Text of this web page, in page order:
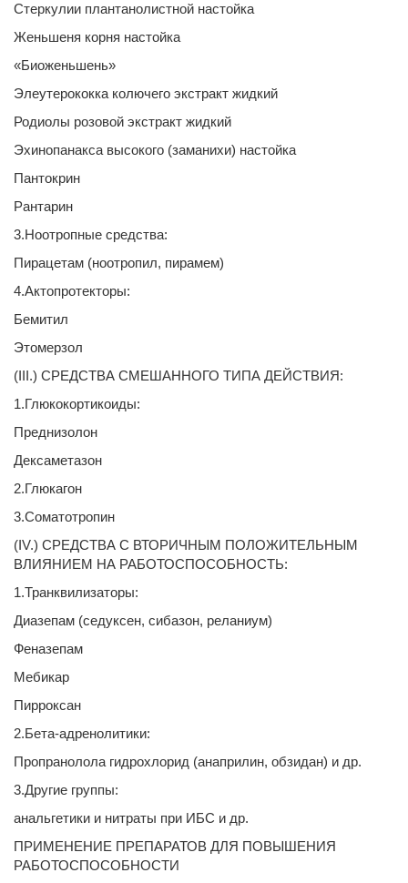
Стеркулии плантанолистной настойка
Женьшеня корня настойка
«Биоженьшень»
Элеутерококка колючего экстракт жидкий
Родиолы розовой экстракт жидкий
Эхинопанакса высокого (заманихи) настойка
Пантокрин
Рантарин
3.Ноотропные средства:
Пирацетам (ноотропил, пирамем)
4.Актопротекторы:
Бемитил
Этомерзол
(III.) СРЕДСТВА СМЕШАННОГО ТИПА ДЕЙСТВИЯ:
1.Глюкокортикоиды:
Преднизолон
Дексаметазон
2.Глюкагон
3.Соматотропин
(IV.) СРЕДСТВА С ВТОРИЧНЫМ ПОЛОЖИТЕЛЬНЫМ
ВЛИЯНИЕМ НА РАБОТОСПОСОБНОСТЬ:
1.Транквилизаторы:
Диазепам (седуксен, сибазон, реланиум)
Феназепам
Мебикар
Пирроксан
2.Бета-адренолитики:
Пропранолола гидрохлорид (анаприлин, обзидан) и др.
3.Другие группы:
анальгетики и нитраты при ИБС и др.
ПРИМЕНЕНИЕ ПРЕПАРАТОВ ДЛЯ ПОВЫШЕНИЯ
РАБОТОСПОСОБНОСТИ